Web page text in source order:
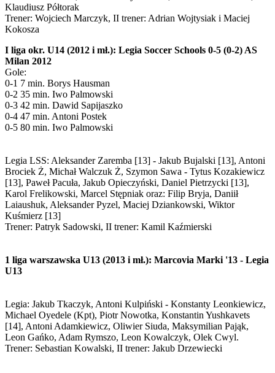
Klaudiusz Półtorak
Trener: Wojciech Marczyk, II trener: Adrian Wojtysiak i Maciej
Kokosza
I liga okr. U14 (2012 i mł.): Legia Soccer Schools 0-5 (0-2) AS
Milan 2012
Gole:
0-1 7 min. Borys Hausman
0-2 35 min. Iwo Palmowski
0-3 42 min. Dawid Sapijaszko
0-4 47 min. Antoni Postek
0-5 80 min. Iwo Palmowski
Legia LSS: Aleksander Zaremba [13] - Jakub Bujalski [13], Antoni
Brociek Ż, Michał Walczuk Ż, Szymon Sawa - Tytus Kozakiewicz
[13], Paweł Pacuła, Jakub Opieczyński, Daniel Pietrzycki [13],
Karol Frelikowski, Marcel Stępniak oraz: Filip Bryja, Daniił
Laiaushuk, Aleksander Pyzel, Maciej Dziankowski, Wiktor
Kuśmierz [13]
Trener: Patryk Sadowski, II trener: Kamil Kaźmierski
1 liga warszawska U13 (2013 i mł.): Marcovia Marki '13 - Legia
U13
Legia: Jakub Tkaczyk, Antoni Kulpiński - Konstanty Leonkiewicz,
Michael Oyedele (Kpt), Piotr Nowotka, Konstantin Yushkavets
[14], Antoni Adamkiewicz, Oliwier Siuda, Maksymilian Pająk,
Leon Gańko, Adam Rymszo, Leon Kowalczyk, Olek Cwyl.
Trener: Sebastian Kowalski, II trener: Jakub Drzewiecki